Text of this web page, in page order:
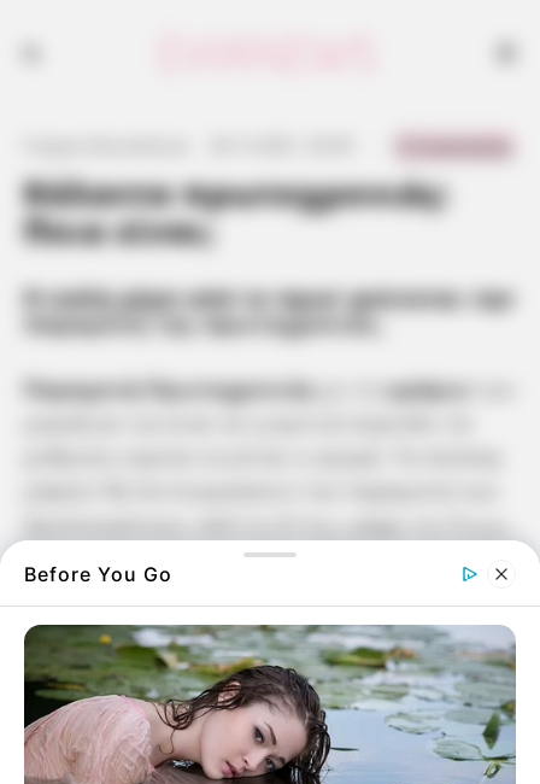
Κάλαντα πρωτοχρονιάς:
Ποια είναι;
Η καλή μέρα από το πρωί φαίνεται την
Παραμονή Πρωτοχρονιάς ωράριο
Χριστουγέννων, από τις 8 π.μ. μέχρι τις 9 μ.μ..
Παρακάτω θα δείτε και ποια
λέμε
παραμονή της πρωτοχρονιάς. Μια
παραμονή Πρωτοχρονιάςμεεικόνεςαπό
παιδιά να λένε τα κάλαντα.
Before You Go